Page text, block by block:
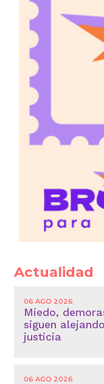
Actualidad
06 AGO 2026
Miedo,
siguen
justicia
06 AGO 2026